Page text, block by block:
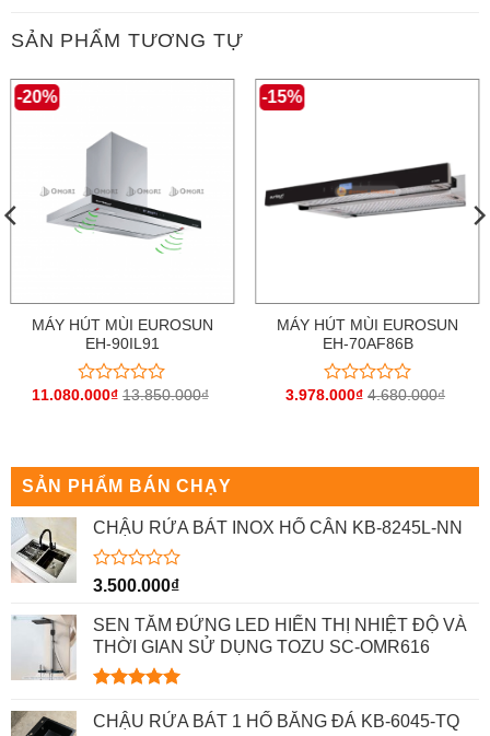
SẢN PHẨM TƯƠNG TỰ
-20%
MÁY HÚT MÙI EUROSUN
EH-90IL91
Được
5
sao
11.080.000₫ 13.850.000₫
-15%
MÁY HÚT MÙI EUROSUN
EH-70AF86B
Được
5
3.978.000₫ 4.680.000₫
SẢN PHẨM BÁN CHẠY
CHẬU RỬA BÁT INOX HỐ CÂN KB-8245L-NN
Được
hạng
0
5
sao
3.500.000₫
SEN TẮM ĐỨNG LED HIỂN THỊ NHIỆT ĐỘ VÀ
THỜI GIAN SỬ DỤNG TOZU SC-OMR616
hạng 5.00
CHẬU RỬA BÁT 1 HỐ BẰNG ĐÁ KB-6045-TQ